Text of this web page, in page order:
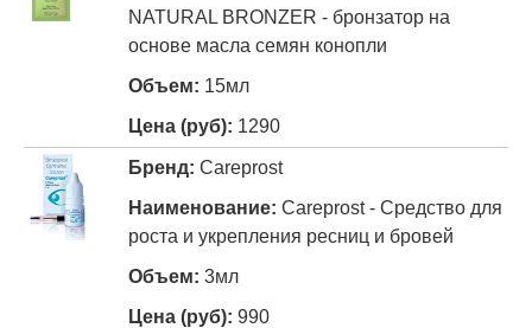
NATURAL BRONZER - бронзатор на
основе масла семян конопли
15мл
1290
Careprost
Careprost - Средство для
роста и укрепления ресниц и бровей
3мл
990